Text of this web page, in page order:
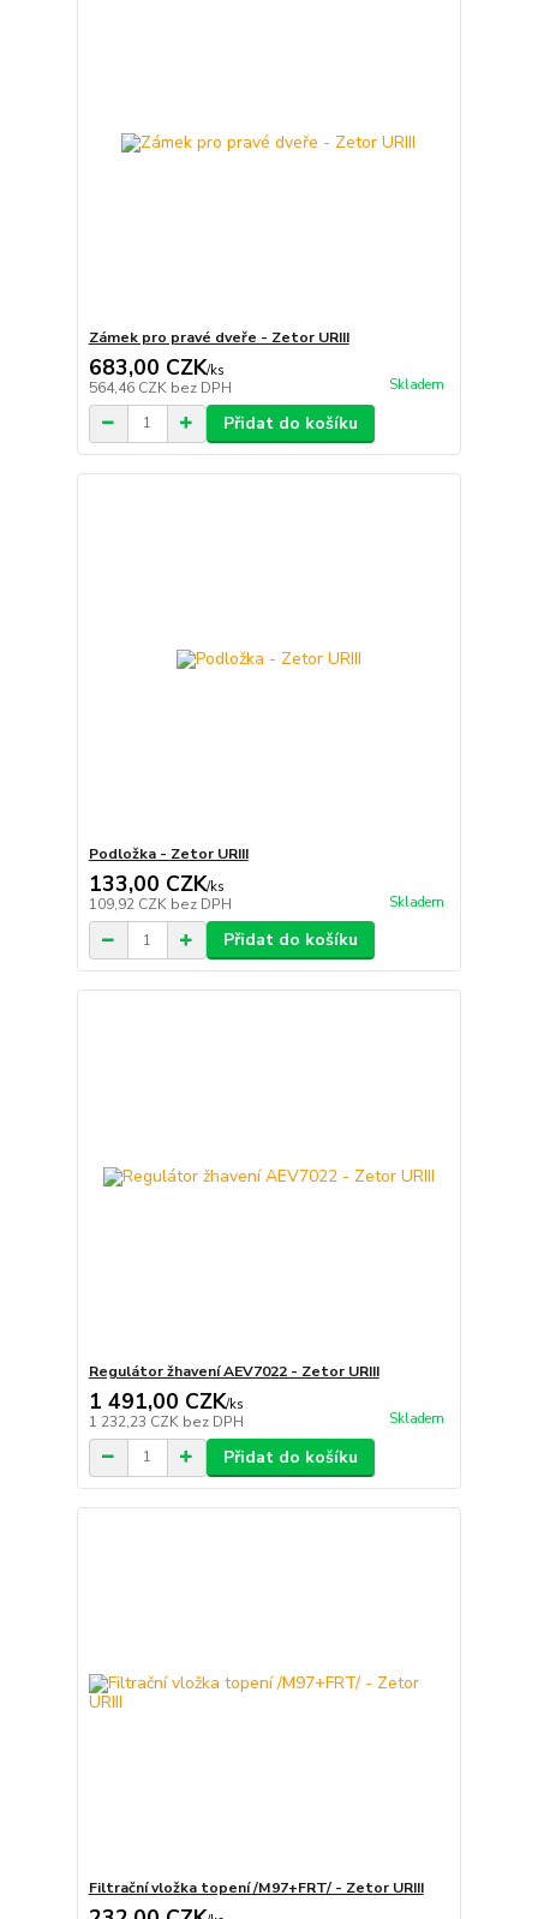
Zámek pro pravé dveře - Zetor URIII
683,00 CZK/ks
564,46 CZK bez DPH Skladem
Přidat do košíku
Podložka - Zetor URIII
133,00 CZK/ks
109,92 CZK bez DPH Skladem
Přidat do košíku
Regulátor žhavení AEV7022 - Zetor URIII
1 491,00 CZK/ks
1 232,23 CZK bez DPH Skladem
Přidat do košíku
Filtrační vložka topení /M97+FRT/ - Zetor URIII